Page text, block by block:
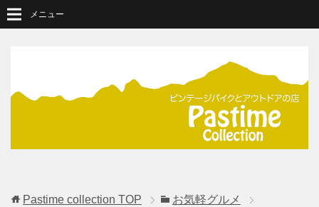
メニュー
Pastime collection TOP お気軽グルメ